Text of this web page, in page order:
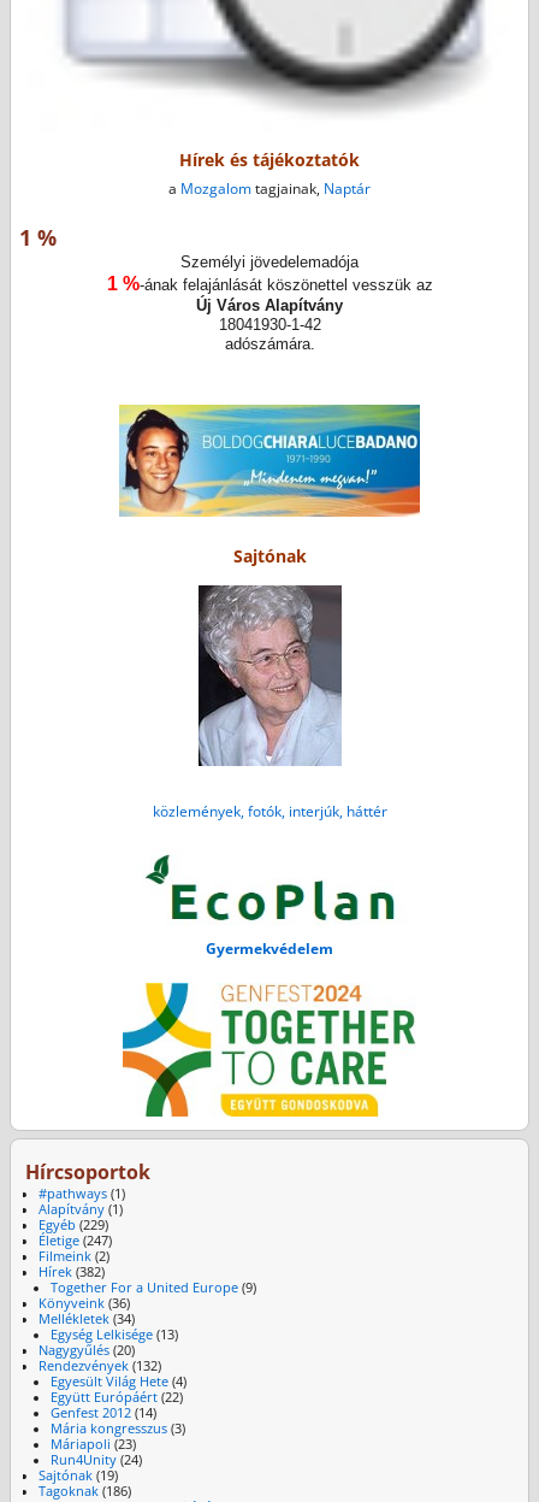
Hírek és tájékoztatók
a Mozgalomtagjainak, Naptár
1 %
Személyi jövedelemadója
1 %-ának felajánlását köszönettel vesszük az
Új Város Alapítvány
18041930-1-42
adószámára.
Sajtónak
közlemények, fotók, interjúk, háttér
Gyermekvédelem
Hírcsoportok
#pathways(1)
Alapítvány(1)
Egyéb (229)
Életige(247)
Filmeink(2)
Hírek(382)
Together For a United Europe (9)
Könyveink(36)
Mellékletek(34)
Egység Lelkisége (13)
Nagygyűlés(20)
Rendezvények(132)
Egyesült Világ Hete (4)
Együtt Európáért (22)
Genfest 2012 (14)
Mária kongresszus (3)
Máriapoli (23)
Run4Unity (24)
Sajtónak(19)
Tagoknak(186)